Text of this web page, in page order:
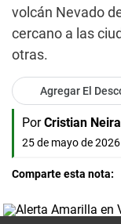
volcán Nevado
cercano a las
otras.
Agregar El
Por Cristian Neira
25 de mayo de
Comparte esta nota: